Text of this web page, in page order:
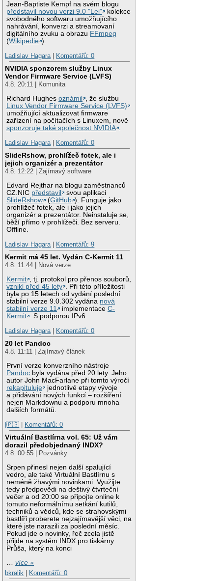
Jean-Baptiste Kempf na svém blogu
představil novou verzi 9.0 "Lei"
kolekce
svobodného softwaru umožňujícího
nahrávání, konverzi a streamovaní
digitálního zvuku a obrazu FFmpeg
(Wikipedie ).
Ladislav Hagara
Komentářů: 0
NVIDIA sponzorem služby Linux
Vendor Firmware Service (LVFS)
4.8. 20:11 | Komunita
Richard Hughesoznámil
, že službu
Linux Vendor Firmware Service (LVFS)
umožňující aktualizovat firmware
zařízení na počítačích s Linuxem, nově
sponzoruje také společnost NVIDIA .
Ladislav Hagara | Komentářů: 0
SlideRshow, prohlížeč fotek, ale i
jejich organizér a prezentátor
4.8. 12:22 | Zajímavý software
Edvard Rejthar na blogu zaměstnanců
CZ.NIC představil
svou aplikaci
SlideRshow
(GitHub ). Funguje jako
prohlížeč fotek, ale i jako jejich
organizér a prezentátor. Neinstaluje se,
běží přímo v prohlížeči. Bez serveru.
Offline.
Ladislav Hagara | Komentářů: 9
Kermit má 45 let. Vydán C-Kermit 11
4.8. 11:44 | Nová verze
Kermit , tj. protokol pro přenos souborů,
vznikl před 45 lety . Při této příležitosti
byla po 15 letech od vydání poslední
stabilní verze 9.0.302 vydána nová
stabilní verze 11
implementaceC-
Kermit . S podporou IPv6.
Ladislav Hagara | Komentářů: 0
20 let Pandoc
4.8. 11:11 | Zajímavý článek
První verze konverzního nástroje
Pandoc byla vydána před 20 lety. Jeho
autor John MacFarlane při tomto výročí
rekapituluje
jednotlivé etapy vývoje
a přidávání nových funkcí – rozšíření
nejen Markdownu a podporu mnoha
dalších formátů.
|🇵🇸 | Komentářů: 0
Virtuální Bastlírna vol. 65: Už vám
dorazil předobjednaný INDX?
4.8. 00:55 | Pozvánky
Srpen přinesl nejen další spalující
vedro, ale také Virtuální Bastlírnu s
neméně žhavými novinkami. Využijte
tedy předpovědi na deštivý čtvrteční
večer a od 20:00 se připojte online k
tomuto neformálnímu setkání kutilů,
techniků a vědců, kde se strahovskými
bastlíři proberete nejzajímavější věci, na
které jste narazili za poslední měsíc.
Pokud jde o novinky, řeč zcela jistě
přijde na systém INDX pro tiskárny
Průša, který na konci
…více »
bkralik
Komentářů: 0